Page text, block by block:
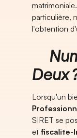
particulière,
l'obtention
Deux
Lorsqu'un
SIRET se
et fiscalite-